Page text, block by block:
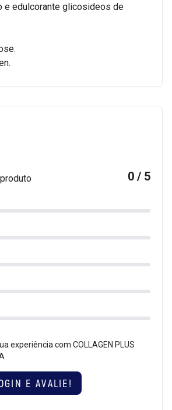
e edulcorante glicosideos de
0 / 5
experiência com COLLAGEN PLUS
E AVALIE!